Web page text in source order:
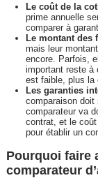
Le coût de la
prime annuelle
comparer à
Le montant des
mais leur
encore. Parfois,
important reste à
est faible, plus la
Les garanties
comparaison doit
comparateur va
contrat, et le coût
pour établir un
Pourquoi faire
comparateur